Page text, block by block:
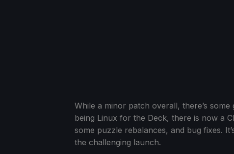
While a minor patch overall, there’s
being Linux for the Deck, there is now a
some puzzle rebalances, and bug fixes.
the challenging launch.